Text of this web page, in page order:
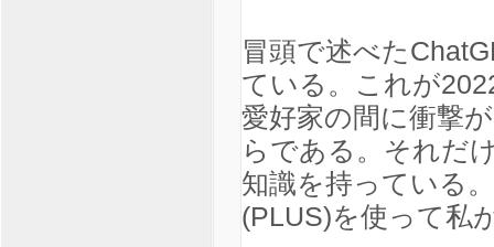
冒頭で述べた
ている。これが
愛好家の間に衝撃
らである。それだ
知識を持っている
(PLUS)を使って私